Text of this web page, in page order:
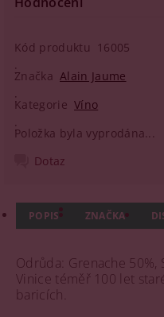
Kód produktu
16005
Značka Alain Jaume
Kategorie Víno
Položka byla vyprodána...
Dotaz
POPIS ZNAČKA
Odrůda: Grenache 50%,
Vinice téměř 100 let
baricích.